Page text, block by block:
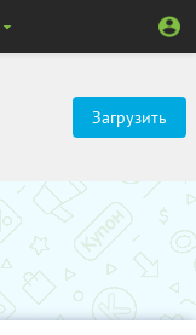
Загрузить